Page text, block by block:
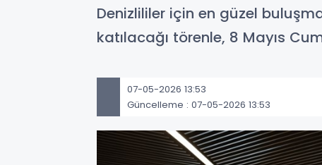
Denizlililer için en güzel
katılacağı törenle, 8 Mayıs
07-05-2026 13:53
Güncelleme : 07-05-2026 13:53